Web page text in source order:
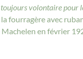
volontaire pour
avec
en février